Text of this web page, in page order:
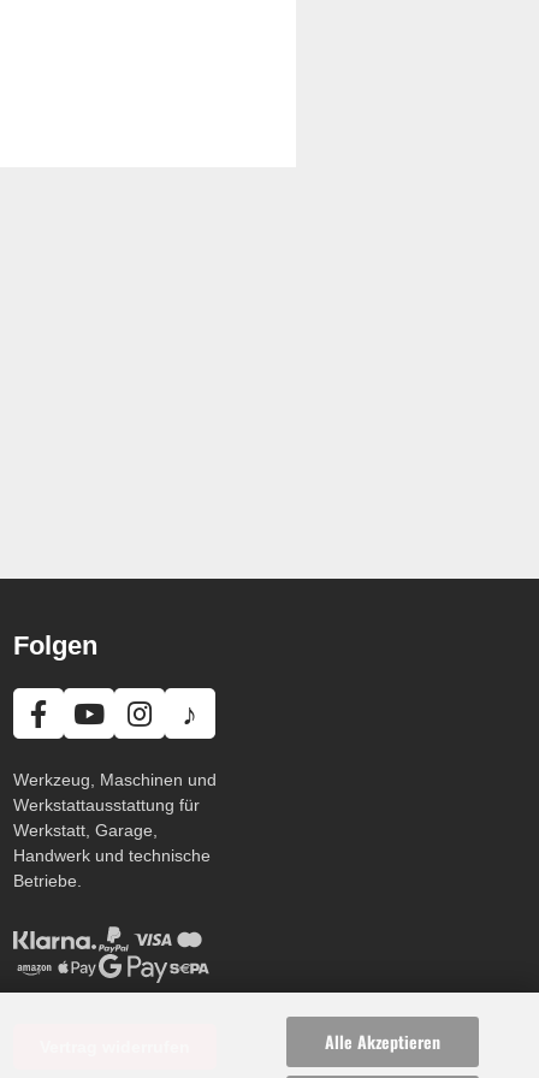
Alle Akzeptieren
Folgen
♪
Werkzeug, Maschinen und
Werkstattausstattung für
Werkstatt, Garage,
Handwerk und technische
Betriebe.